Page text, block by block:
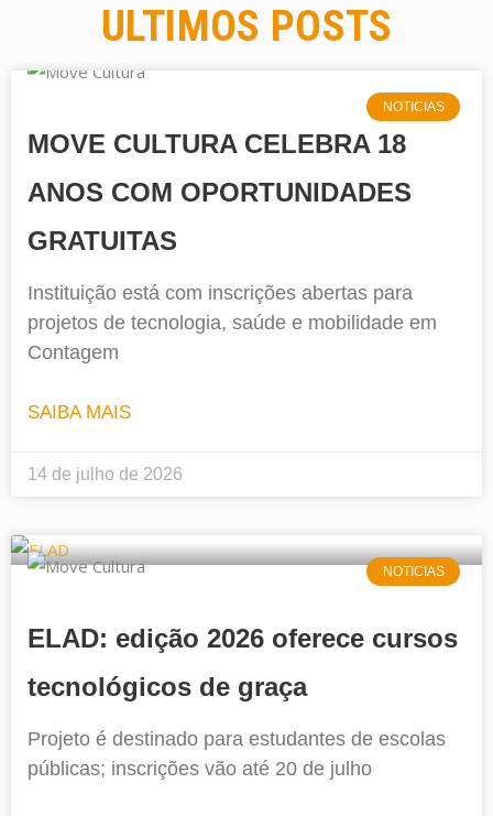
ULTIMOS POSTS
NOTICIAS
MOVE CULTURA CELEBRA 18
ANOS COM OPORTUNIDADES
GRATUITAS
Instituição está com inscrições abertas para
projetos de tecnologia, saúde e mobilidade em
Contagem
SAIBA MAIS
14 de julho de 2026
NOTICIAS
ELAD: edição 2026 oferece cursos
tecnológicos de graça
Projeto é destinado para estudantes de escolas
públicas; inscrições vão até 20 de julho